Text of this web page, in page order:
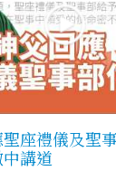
座禮儀及聖
講道